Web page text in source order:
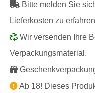
Bitte melden Sie
Lieferkosten zu erfahren
Wir versenden Ihre
Verpackungsmaterial.
Ab 18! Dieses